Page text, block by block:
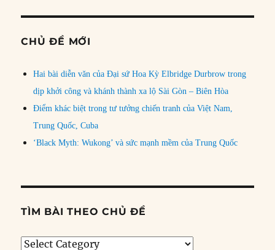
CHỦ ĐỀ MỚI
Hai bài diễn văn của Đại sứ Hoa Kỳ Elbridge Durbrow trong
dịp khởi công và khánh thành xa lộ Sài Gòn – Biên Hòa
Điểm khác biệt trong tư tưởng chiến tranh của Việt Nam,
Trung Quốc, Cuba
‘Black Myth: Wukong’ và sức mạnh mềm của Trung Quốc
TÌM BÀI THEO CHỦ ĐỀ
Tìm